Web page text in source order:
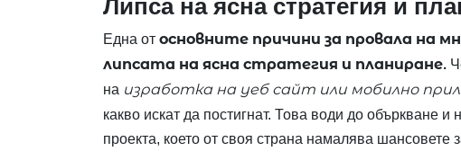
Липса на ясна стратегия и
Една от основните причини за провала на
липсата на ясна стратегия и планиране.
на изработка на уеб сайт или мобилно
какво искат да постигнат. Това води до объркване
проекта, което от своя страна намалява шансовете